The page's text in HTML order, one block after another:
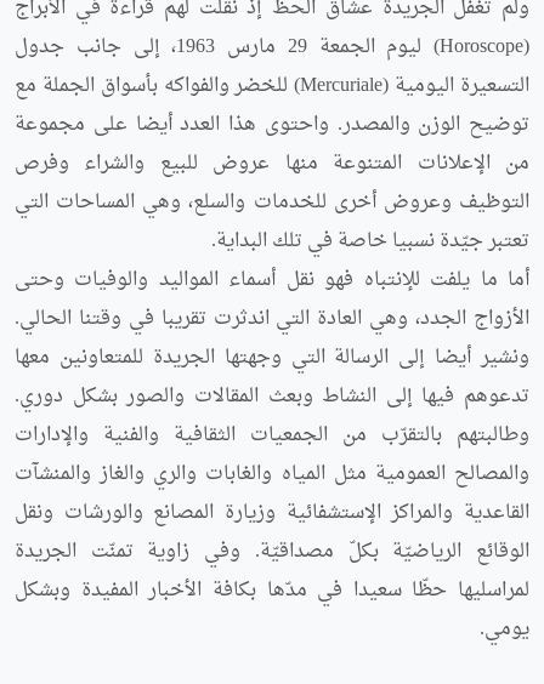
ولم تغفل الجريدة عشّاق الحظ إذ نقلت لهم قراءة في الأبراج
(Horoscope) ليوم الجمعة 29 مارس 1963، إلى جانب جدول
التسعيرة اليومية (Mercuriale) للخضر والفواكه بأسواق الجملة مع
توضيح الوزن والمصدر. واحتوى هذا العدد أيضا على مجموعة
من الإعلانات المتنوعة منها عروض للبيع والشراء وفرص
التوظيف وعروض أخرى للخدمات والسلع، وهي المساحات التي
تعتبر جيّدة نسبيا خاصة في تلك البداية.
أما ما يلفت للإنتباه فهو نقل أسماء المواليد والوفيات وحتى
الأزواج الجدد، وهي العادة التي اندثرت تقريبا في وقتنا الحالي.
ونشير أيضا إلى الرسالة التي وجهتها الجريدة للمتعاونين معها
تدعوهم فيها إلى النشاط وبعث المقالات والصور بشكل دوري.
وطالبتهم بالتقرّب من الجمعيات الثقافية والفنية والإدارات
والمصالح العمومية مثل المياه والغابات والري والغاز والمنشآت
القاعدية والمراكز الإستشفائية وزيارة المصانع والورشات ونقل
الوقائع الرياضيّة بكلّ مصداقيّة. وفي زاوية تمنّت الجريدة
لمراسليها حظّا سعيدا في مدّها بكافة الأخبار المفيدة وبشكل
يومي.